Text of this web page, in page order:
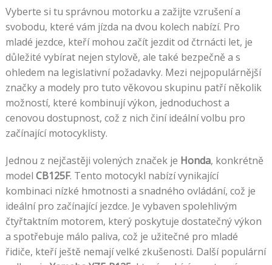
Vyberte si tu správnou motorku a zažijte vzrušení a
svobodu, které vám jízda na dvou kolech nabízí. Pro
mladé jezdce, kteří mohou začít jezdit od čtrnácti let, je
důležité vybírat nejen stylově, ale také bezpečně a s
ohledem na legislativní požadavky. Mezi nejpopulárnější
značky a modely pro tuto věkovou skupinu patří několik
možností, které kombinují výkon, jednoduchost a
cenovou dostupnost, což z nich činí ideální volbu pro
začínající motocyklisty.
Jednou z nejčastěji volených značek je Honda, konkrétně
model CB125F. Tento motocykl nabízí vynikající
kombinaci nízké hmotnosti a snadného ovládání, což je
ideální pro začínající jezdce. Je vybaven spolehlivým
čtyřtaktním motorem, který poskytuje dostatečný výkon
a spotřebuje málo paliva, což je užitečné pro mladé
řidiče, kteří ještě nemají velké zkušenosti. Další populární